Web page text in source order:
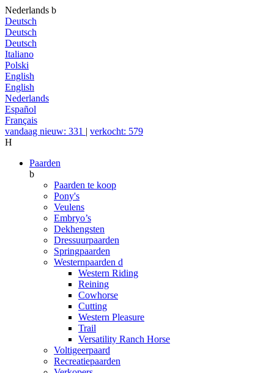
Nederlands b
Deutsch
Deutsch
Deutsch
Italiano
Polski
English
English
Nederlands
Español
Français
vandaag nieuw: 331 | verkocht: 579
H
Paarden
b
Paarden te koop
Pony's
Veulens
Embryo’s
Dekhengsten
Dressuurpaarden
Springpaarden
Westernpaarden d
Western Riding
Reining
Cowhorse
Cutting
Western Pleasure
Trail
Versatility Ranch Horse
Voltigeerpaard
Recreatiepaarden